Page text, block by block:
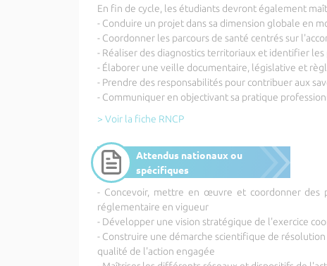
En fin de cycle, les étudiants devront également
- Conduire un projet dans sa dimension globale en
- Coordonner les parcours de santé centrés sur
- Réaliser des diagnostics territoriaux et identifier
- Élaborer une veille documentaire, législative et
- Prendre des responsabilités pour contribuer aux
- Communiquer en objectivant sa pratique
> Voir la fiche RNCP
Attendus nationaux ou
spécifiques
- Concevoir, mettre en œuvre et coordonner des
réglementaire en vigueur
- Développer une vision stratégique de l'exercice
- Construire une démarche scientifique de
qualité de l'action engagée